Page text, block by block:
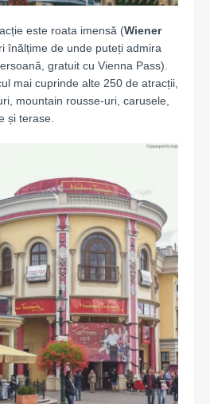
este roata imensă (Wiener
înălțime de unde puteți admira
gratuit cu Vienna Pass).
mai cuprinde alte 250 de atracții,
mountain rousse-uri, carusele,
și terase.